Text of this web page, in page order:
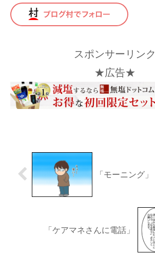
スポンサーリンク
★広告★
「モーニング」
「ケアマネさんに電話」